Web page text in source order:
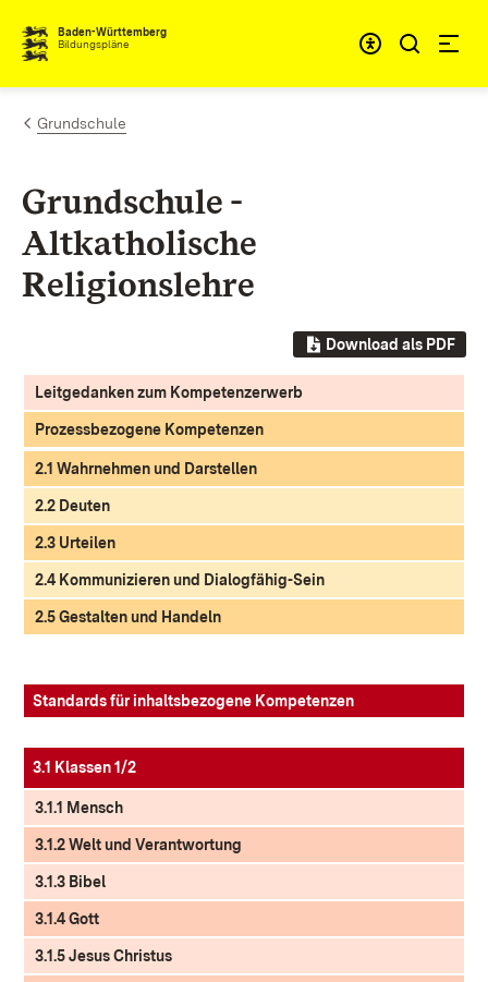
Zum Inhalt springen
Baden-Württemberg
Bildungspläne
Grundschule
Grundschule -
Altkatholische
Religionslehre
Download als PDF
Leitgedanken zum Kompetenzerwerb
Prozessbezogene Kompetenzen
2.1 Wahrnehmen und Darstellen
2.2 Deuten
2.3 Urteilen
2.4 Kommunizieren und Dialogfähig-Sein
2.5 Gestalten und Handeln
Standards für inhaltsbezogene Kompetenzen
3.1 Klassen 1/2
3.1.1 Mensch
3.1.2 Welt und Verantwortung
3.1.3 Bibel
3.1.4 Gott
3.1.5 Jesus Christus